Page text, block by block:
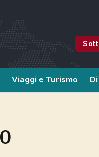
Viaggi e Turismo